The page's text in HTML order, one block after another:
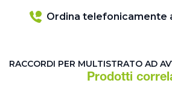
Ordina telefonicamente
RACCORDI PER MULTISTRATO AD
Prodotti